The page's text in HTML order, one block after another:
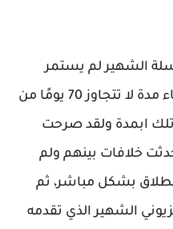
الشهير لم يستمر
طويلًا، ولكنه أنتهى بعد انقضاء مدة لا تتجاوز 70 يومًا من
تلك ابمدة ولقد صرحت
خلافات بينهم ولم
بشكل مباشر، ثم
الشهير الذي تقدمه